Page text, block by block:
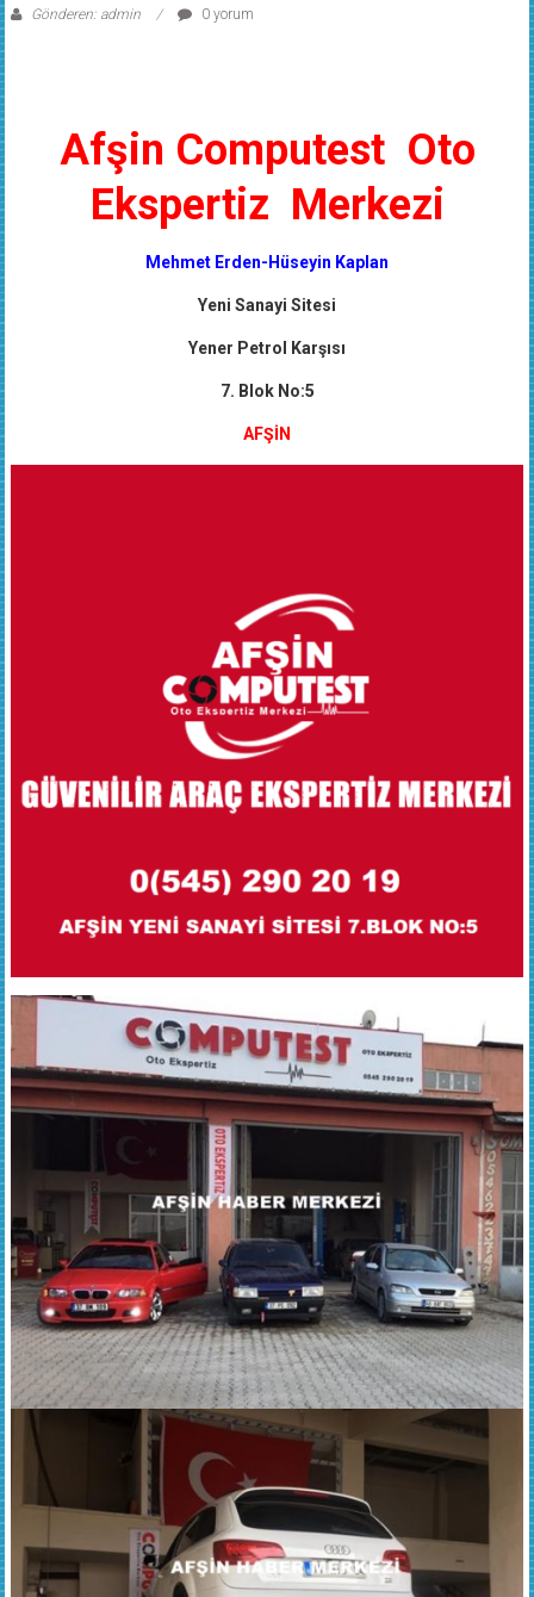
Gönderen: admin 0 yorum
Afşin Computest Oto
Ekspertiz Merkezi
Mehmet Erden-Hüseyin Kaplan
Yeni Sanayi Sitesi
Yener Petrol Karşısı
7. Blok No:5
AFŞİN